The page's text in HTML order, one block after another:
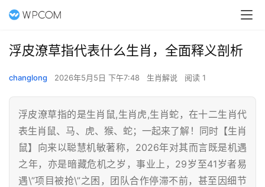
浮皮潦草指代表什么生肖，全面释义剖析
changlong 2026年5月5日 下午7:48 生肖解说 阅读 1
浮皮潦草指的是生肖鼠,生肖虎,生肖蛇，在十二生肖代
表生肖鼠、马、虎、猴、蛇；一起来了解！同时【生肖
鼠】向来以聪慧机敏著称，2026年对其而言既是机遇
之年，亦是暗藏危机之岁，事业上，29岁至41岁者易
遇\”项目被抢\”之困，团队合作停滞不前，甚至因细节